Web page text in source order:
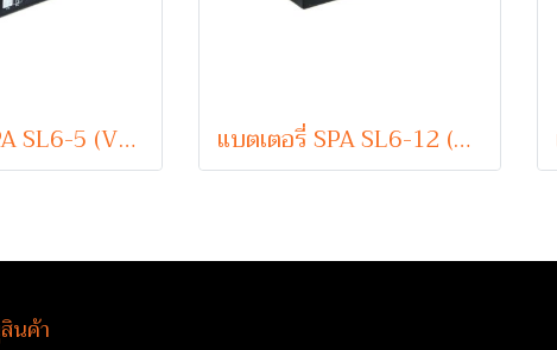
แบตเตอรี่ SPA SL6-5 (VRLA Type) 6V 5Ah แบตเตอรี่ SPA SL6-12 (VRLA Type) 6V 12Ah
นค้า